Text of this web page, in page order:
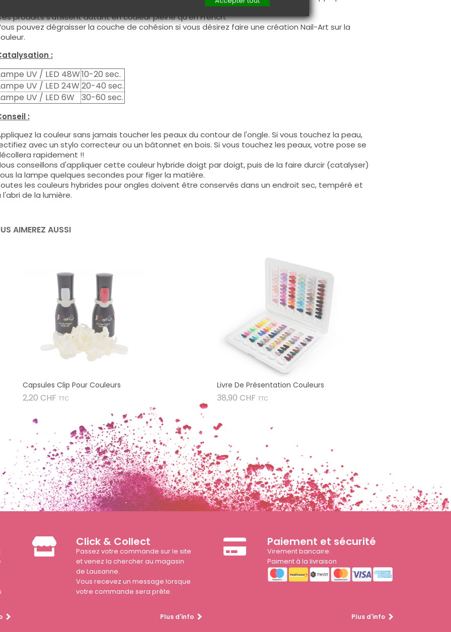
produits s'utilisent autant en couleur pleine qu'en French.
pouvez dégraisser la couche de cohésion si vous désirez faire une création Nail-Art sur la
:
UV / LED 48W10-20 sec.
UV / LED 24W 20-40 sec.
UV / LED 6W
30-60 sec.
:
la couleur sans jamais toucher les peaux du contour de l'ongle. Si vous touchez la peau,
avec un stylo correcteur ou un bâtonnet en bois. Si vous touchez les peaux, votre pose se
rapidement !!
conseillons d'appliquer cette couleur hybride doigt par doigt, puis de la faire durcir (catalyser)
la lampe quelques secondes pour figer la matière.
les couleurs hybrides pour ongles doivent être conservés dans un endroit sec, tempéré et
l'abri de la lumière.
AIMEREZ AUSSI
Capsules Clip Pour Couleurs
2,20 CHF Prix
TTC
Livre De Présentation Couleurs
38,90 CHF Prix
TTC
Click & Collect
Passez votre commande sur le site
et venez la chercher au magasin
de Lausanne.
Vous recevez un message lorsque
votre commande sera prête.
Plus d'info
Paiement et sécurité
Virement bancaire.
Paiment à la livraison
Plus d'info